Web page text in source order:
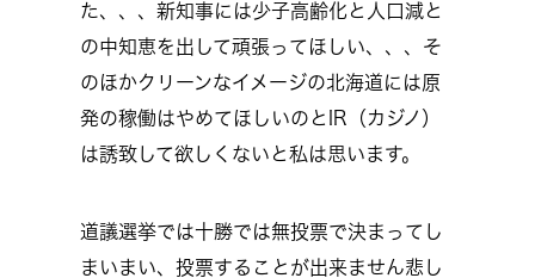
た、、、新知事には少子高齢化と人口減と
の中知恵を出して頑張ってほしい、、、そ
のほかクリーンなイメージの北海道には原
発の稼働はやめてほしいのとIR（カジノ）
は誘致して欲しくないと私は思います。
道議選挙では十勝では無投票で決まってし
まいまい、投票することが出来ません悲し